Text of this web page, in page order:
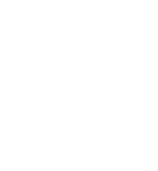
接手无人机项目